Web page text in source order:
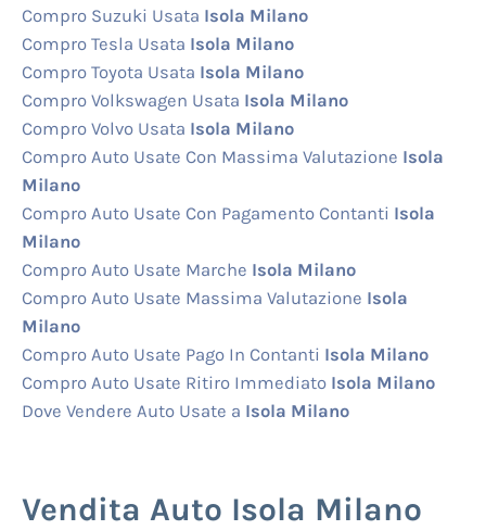
Compro Suzuki Usata Isola Milano
Compro Tesla Usata Isola Milano
Compro Toyota Usata Isola Milano
Compro Volkswagen Usata Isola Milano
Compro Volvo Usata Isola Milano
Compro Auto Usate Con Massima Valutazione Isola
Milano
Compro Auto Usate Con Pagamento Contanti Isola
Milano
Compro Auto Usate Marche Isola Milano
Compro Auto Usate Massima Valutazione Isola
Milano
Compro Auto Usate Pago In Contanti Isola Milano
Compro Auto Usate Ritiro ImmediatoIsola Milano
Dove Vendere Auto Usate a Isola Milano
Vendita Auto Isola Milano